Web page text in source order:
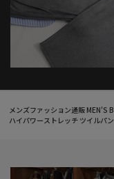
メンズファッション通販 MEN'S
ハイパワーストレッチ ツイルパ